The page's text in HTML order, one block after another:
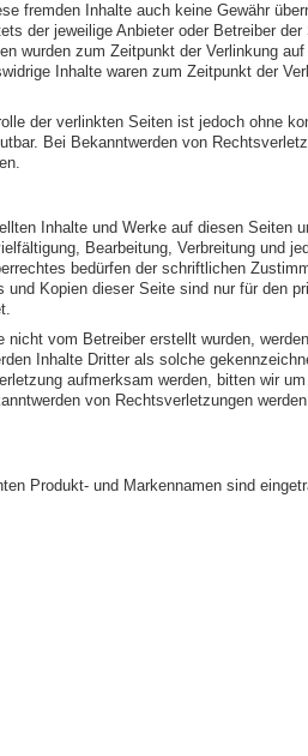
fremden Inhalte auch keine Gewähr
der jeweilige Anbieter oder Betreiber der
wurden zum Zeitpunkt der Verlinkung
Inhalte waren zum Zeitpunkt der
der verlinkten Seiten ist jedoch ohne
Bei Bekanntwerden von
Inhalte und Werke auf diesen Seiten
Bearbeitung, Verbreitung und
bedürfen der schriftlichen
und Kopien dieser Seite sind nur für den
vom Betreiber erstellt wurden,
Inhalte Dritter als solche
aufmerksam werden, bitten wir
von Rechtsverletzungen
Produkt- und Markennamen sind